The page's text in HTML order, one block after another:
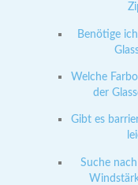
Benötige
Welche
der
Gibt es
Suche